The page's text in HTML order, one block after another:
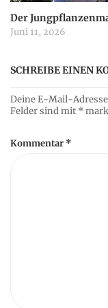
Der
Juni 11, 2026
SCHREIBE EINEN
Deine E-Mail-
Felder sind mit *
Kommentar *